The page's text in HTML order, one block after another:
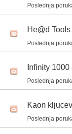
Poslednja
He@d Tools
Poslednja
Infinity
Poslednja
Kaon
Poslednja